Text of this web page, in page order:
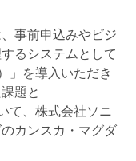
事前申込みやビジ
るシステムとして
」を導入いただき
題と
て、株式会社ソニ
カンスカ・マグダ